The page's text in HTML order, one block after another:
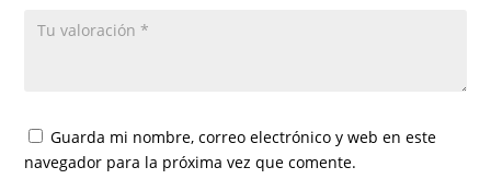
Guarda mi nombre, correo electrónico y web en este
navegador para la próxima vez que comente.